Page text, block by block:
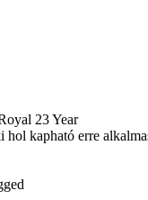
23 Year
hol kapható erre